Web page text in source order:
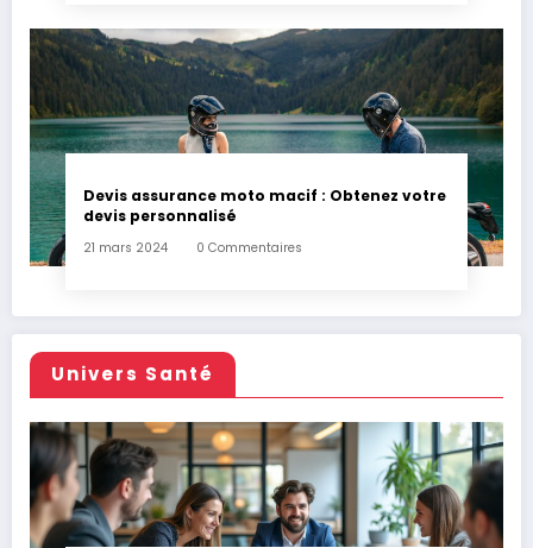
Devis assurance moto macif : Obtenez votre
devis personnalisé
21 mars 2024 0 Commentaires
Univers Santé